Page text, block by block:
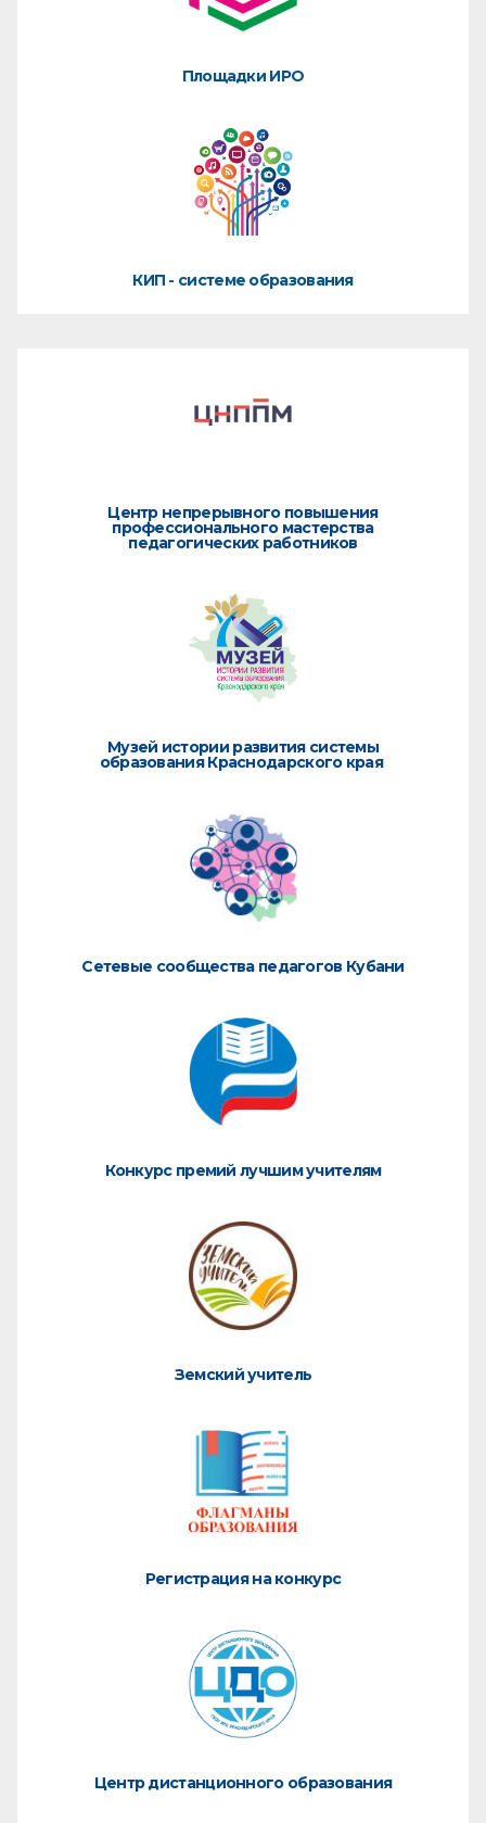
Площадки ИРО
КИП - системе образования
Центр непрерывного повышения
профессионального мастерства
педагогических работников
Музей истории развития системы
образования Краснодарского края
Сетевые сообщества педагогов Кубани
Конкурс премий лучшим учителям
Земский учитель
Регистрация на конкурс
Центр дистанционного образования